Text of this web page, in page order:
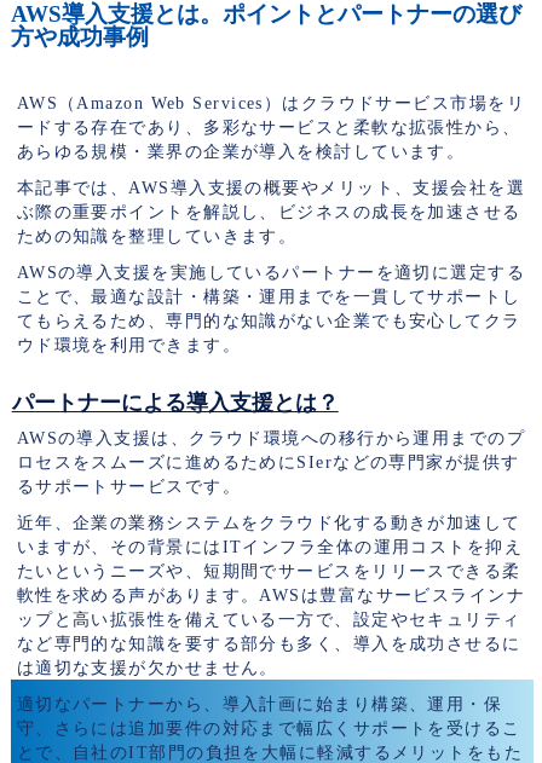
AWS導入支援とは。ポイントとパートナーの選び
方や成功事例
AWS（Amazon Web Services）はクラウドサービス市場をリ
ードする存在であり、多彩なサービスと柔軟な拡張性から、
あらゆる規模・業界の企業が導入を検討しています。
本記事では、AWS導入支援の概要やメリット、支援会社を選
ぶ際の重要ポイントを解説し、ビジネスの成長を加速させる
ための知識を整理していきます。
AWSの導入支援を実施しているパートナーを適切に選定する
ことで、最適な設計・構築・運用までを一貫してサポートし
てもらえるため、専門的な知識がない企業でも安心してクラ
ウド環境を利用できます。
パートナーによる導入支援とは？
AWSの導入支援は、クラウド環境への移行から運用までのプ
ロセスをスムーズに進めるためにSIerなどの専門家が提供す
るサポートサービスです。
近年、企業の業務システムをクラウド化する動きが加速して
いますが、その背景にはITインフラ全体の運用コストを抑え
たいというニーズや、短期間でサービスをリリースできる柔
軟性を求める声があります。AWSは豊富なサービスラインナ
ップと高い拡張性を備えている一方で、設定やセキュリティ
など専門的な知識を要する部分も多く、導入を成功させるに
は適切な支援が欠かせません。
適切なパートナーから、導入計画に始まり構築、運用・保
守、さらには追加要件の対応まで幅広くサポートを受けるこ
とで、自社のIT部門の負担を大幅に軽減するメリットをもた